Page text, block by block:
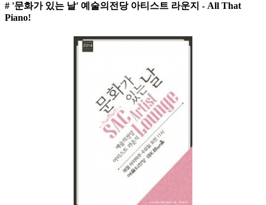
# '문화가 있는 날' 예술의전당 아티스트 라운지 - All That
Piano!